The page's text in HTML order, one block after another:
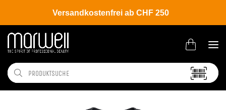
Versandkostenfrei ab CHF 250
Shop Salon Umhänge | Handtücher